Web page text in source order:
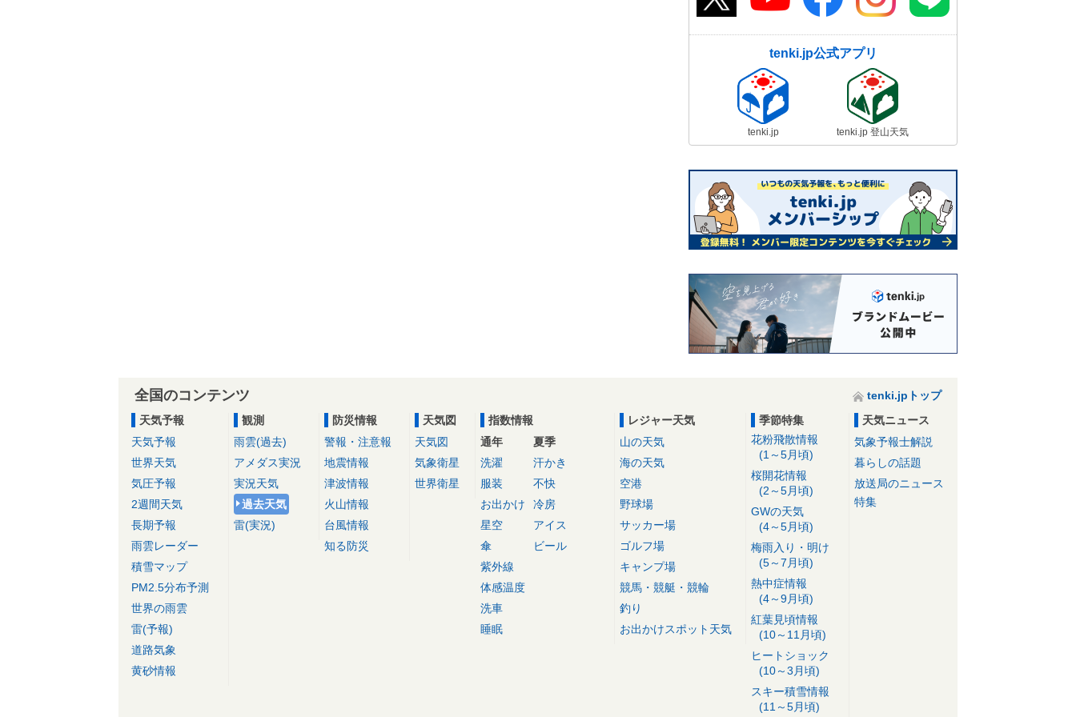
tenki.jp公式アプリ
tenki.jp tenki.jp 登山天気
全国のコンテンツ
tenki.jpトップ
天気予報
天気予報
世界天気
気圧予報
2週間天気
長期予報
雨雲レーダー
積雪マップ
PM2.5分布予測
世界の雨雲
雷(予報)
道路気象
黄砂情報
観測
雨雲(過去)
アメダス実況
実況天気
過去天気
雷(実況)
防災情報
警報・注意報
地震情報
津波情報
火山情報
台風情報
知る防災
天気図
天気図
気象衛星
世界衛星
指数情報
通年
洗濯
服装
お出かけ
星空
傘
紫外線
体感温度
洗車
睡眠
夏季
汗かき
不快
冷房
アイス
ビール
レジャー天気
山の天気
海の天気
空港
野球場
サッカー場
ゴルフ場
キャンプ場
競馬・競艇・競輪
釣り
お出かけスポット天気
季節特集
花粉飛散情報
(1～5月頃)
桜開花情報
(2～5月頃)
GWの天気
(4～5月頃)
梅雨入り・明け
(5～7月頃)
熱中症情報
(4～9月頃)
紅葉見頃情報
(10～11月頃)
ヒートショック
(10～3月頃)
スキー積雪情報
(11～5月頃)
天気ニュース
気象予報士解説
暮らしの話題
放送局のニュース
特集